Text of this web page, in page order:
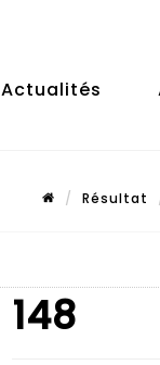
Actualités
Résultat
148